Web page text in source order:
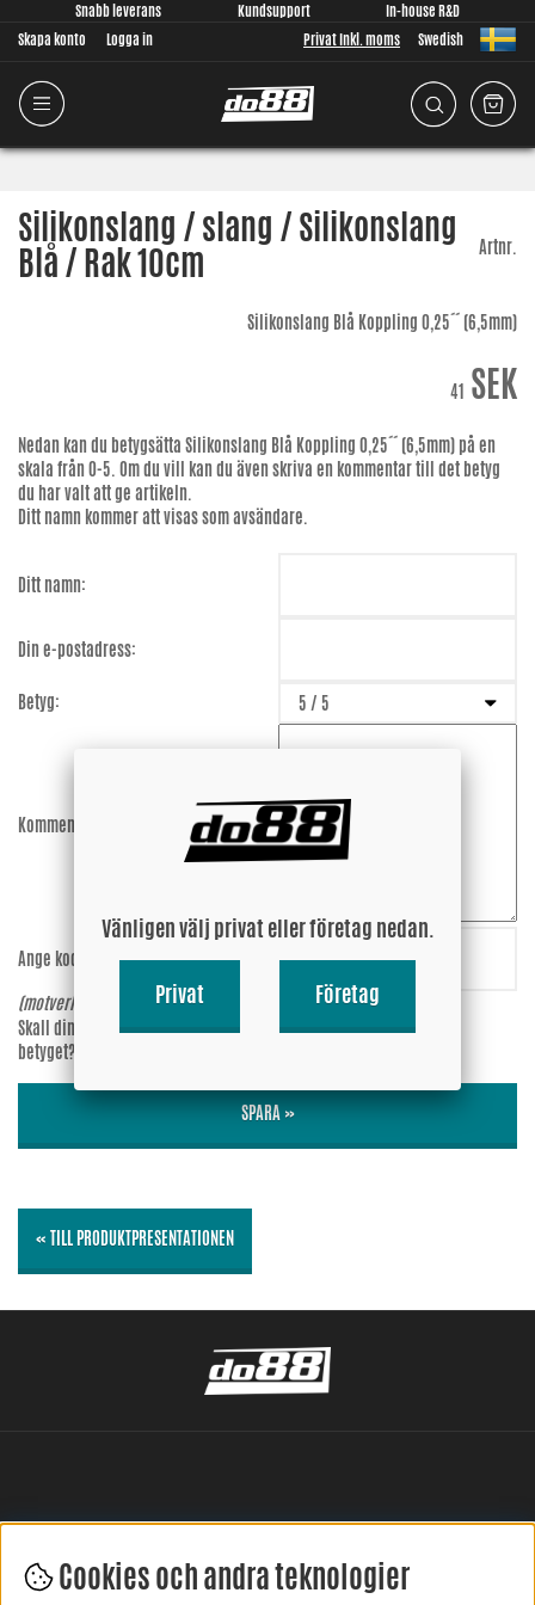
Snabb leverans Kundsupport
In-house R&D
Skapa konto
Logga in Privat Inkl. moms Swedish
Silikonslang / slang / Silikonslang
Blå / Rak 10cm Artnr.
Silikonslang Blå Koppling 0,25´´ (6,5mm)
41 SEK
Nedan kan du betygsätta Silikonslang Blå Koppling 0,25´´ (6,5mm) på en
skala från 0-5. Om du vill kan du även skriva en kommentar till det betyg
du har valt att ge artikeln.
Ditt namn kommer att visas som avsändare.
Ditt namn:
Din e-postadress:
Betyg:
Kommentar:
Ange koden:
y7cw44
(motverkar spam)
Skall din epost-adress synas vid
betyget?
Ja
SPARA »
« TILL PRODUKTPRESENTATIONEN
LÄMNA DIN RECENSION HÄR
Cookies och andra teknologier
Vänligen välj privat eller företag nedan.
Privat Företag